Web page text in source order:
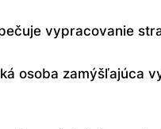
vypracovanie
osoba zamýšľajúca